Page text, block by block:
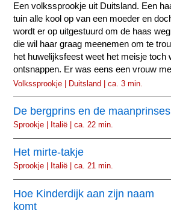
Een volkssprookje uit Duitsland. Een
tuin alle kool op van een moeder en
wordt er op uitgestuurd om de haas
die wil haar graag meenemen om te
het huwelijksfeest weet het meisje toch
ontsnappen. Er was eens een vrouw
Volkssprookje | Duitsland | ca. 3 min.
De bergprins en de maanprinses
Sprookje | Italië | ca. 22 min.
Het mirte-takje
Sprookje | Italië | ca. 21 min.
Hoe Kinderdijk aan zijn naam
komt